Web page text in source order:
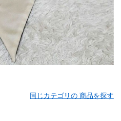
同じカテゴリの 商品を探す